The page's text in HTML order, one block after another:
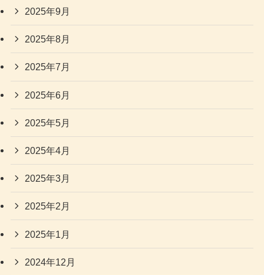
2025年9月
2025年8月
2025年7月
2025年6月
2025年5月
2025年4月
2025年3月
2025年2月
2025年1月
2024年12月